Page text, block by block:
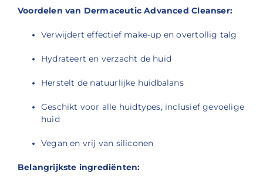
Voordelen van Dermaceutic Advanced Cleanser:
Verwijdert effectief make-up en overtollig talg
Hydrateert en verzacht de huid
Herstelt de natuurlijke huidbalans
Geschikt voor alle huidtypes, inclusief gevoelige
huid
Vegan en vrij van siliconen
Belangrijkste ingrediënten: